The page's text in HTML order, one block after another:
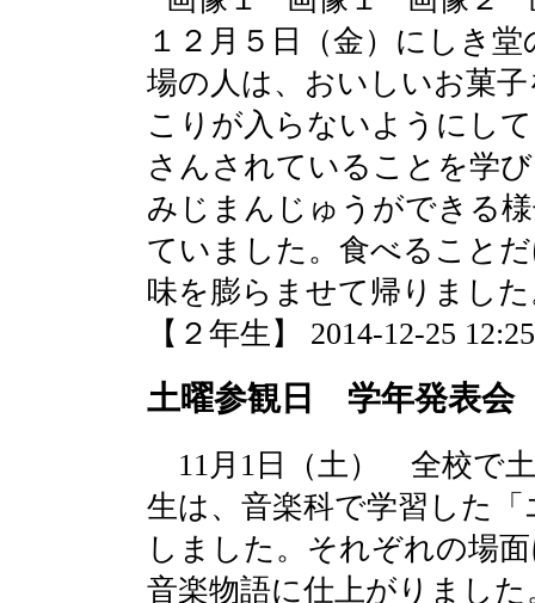
１２月５日（金）にしき
場の人は、おいしいお菓
こりが入らないようにし
さんされていることを学
みじまんじゅうができる
ていました。食べること
味を膨らませて帰りまし
【２年生】 2014-12-25
土曜参観日 学年発表会
11月1日（土） 全校で
生は、音楽科で学習した
しました。それぞれの場
音楽物語に仕上がりまし